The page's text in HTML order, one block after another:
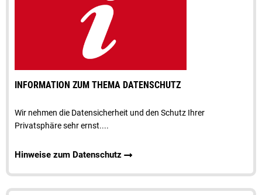
INFORMATION ZUM THEMA DATENSCHUTZ
Wir nehmen die Datensicherheit und den Schutz Ihrer
Privatsphäre sehr ernst....
Hinweise zum Datenschutz